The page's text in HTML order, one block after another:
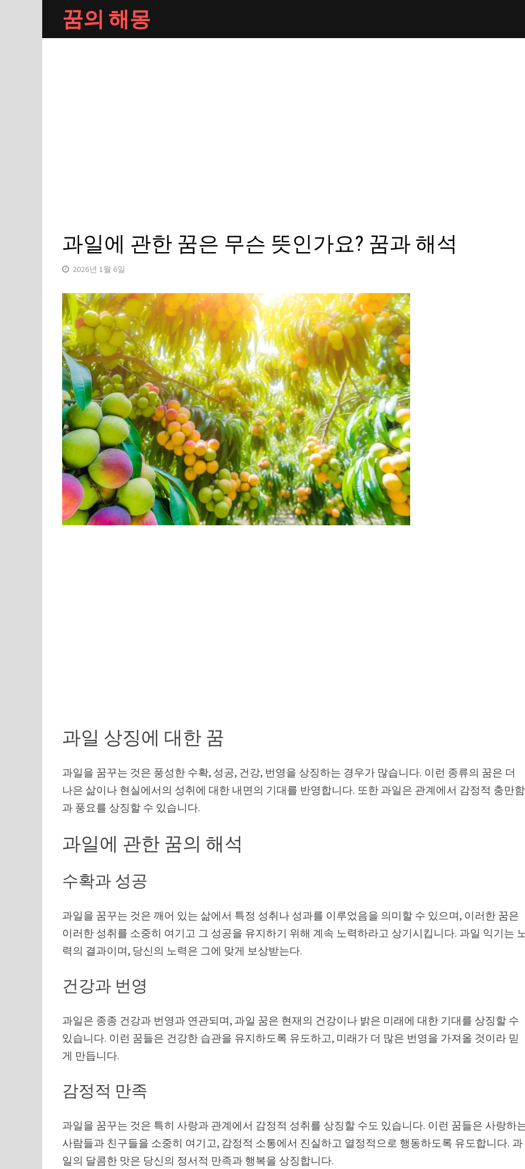
content
꿈의 해몽
과일에 관한 꿈은 무슨 뜻인가요? 꿈과 해석
2026년 1월 6일
과일 상징에 대한 꿈
과일을 꿈꾸는 것은 풍성한 수확, 성공, 건강, 번영을 상징하는 경우가 많습니다. 이런 종류의 꿈은 더
나은 삶이나 현실에서의 성취에 대한 내면의 기대를 반영합니다. 또한 과일은 관계에서 감정적 충만함
과 풍요를 상징할 수 있습니다.
과일에 관한 꿈의 해석
수확과 성공
과일을 꿈꾸는 것은 깨어 있는 삶에서 특정 성취나 성과를 이루었음을 의미할 수 있으며, 이러한 꿈은
이러한 성취를 소중히 여기고 그 성공을 유지하기 위해 계속 노력하라고 상기시킵니다. 과일 익기는
력의 결과이며, 당신의 노력은 그에 맞게 보상받는다.
건강과 번영
과일은 종종 건강과 번영과 연관되며, 과일 꿈은 현재의 건강이나 밝은 미래에 대한 기대를 상징할 수
있습니다. 이런 꿈들은 건강한 습관을 유지하도록 유도하고, 미래가 더 많은 번영을 가져올 것이라 믿
게 만듭니다.
감정적 만족
과일을 꿈꾸는 것은 특히 사랑과 관계에서 감정적 성취를 상징할 수도 있습니다. 이런 꿈들은 사랑하
사람들과 친구들을 소중히 여기고, 감정적 소통에서 진실하고 열정적으로 행동하도록 유도합니다. 과
일의 달콤한 맛은 당신의 정서적 만족과 행복을 상징합니다.